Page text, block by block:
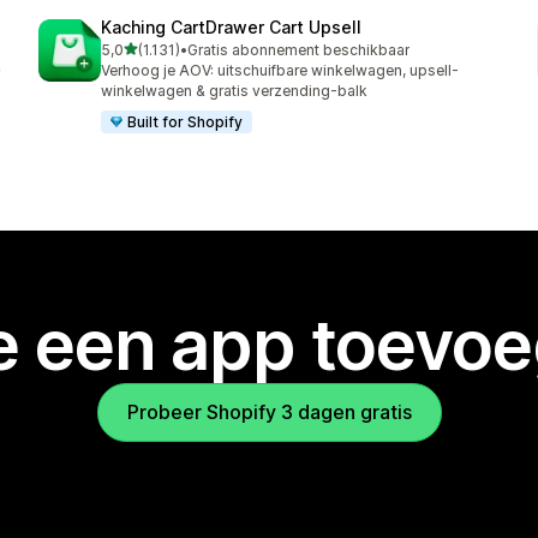
Kaching CartDrawer Cart Upsell
5,0van 5 sterren
(1.131)
1131 recensies in totaal
•Gratis abonnement beschikbaar
Verhoog je AOV: uitschuifbare winkelwagen, upsell-
winkelwagen & gratis verzending-balk
Built for Shopify
een app
Probeer Shopify 3 dagen gratis